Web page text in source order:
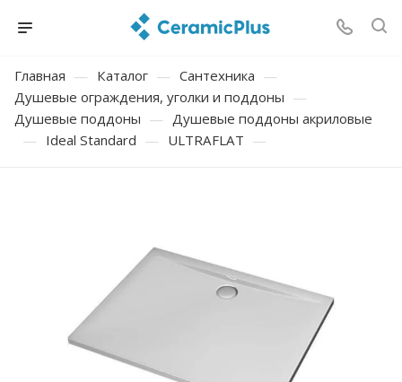
Главная — Каталог — Сантехника —
Душевые ограждения, уголки и поддоны —
Душевые поддоны — Душевые поддоны акриловые
— Ideal Standard — ULTRAFLAT —